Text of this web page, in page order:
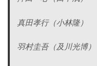
真田孝行（小林隆）
羽村圭吾（及川光博）